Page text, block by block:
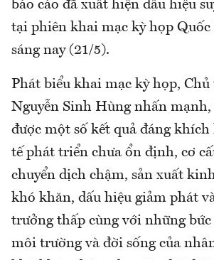
báo cáo đã xuất hiện dấu hiệu
tại phiên khai mạc kỳ họp
sáng nay (21/5).
Phát biểu khai mạc kỳ họp,
Nguyễn Sinh Hùng nhấn mạnh,
được một số kết quả đáng
tế phát triển chưa ổn định, cơ
chuyển dịch chậm, sản xuất
khó khăn, dấu hiệu giảm phát
trưởng thấp cùng với những bức
môi trường và đời sống của